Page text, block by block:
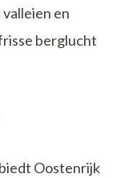
en
berglucht
Oostenrijk